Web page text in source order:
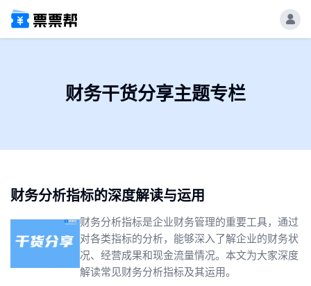
财务干货分享主题专栏
财务分析指标的深度解读与运用
财务分析指标是企业财务管理的重要工具，通过
对各类指标的分析，能够深入了解企业的财务状
况、经营成果和现金流量情况。本文为大家深度
解读常见财务分析指标及其运用。